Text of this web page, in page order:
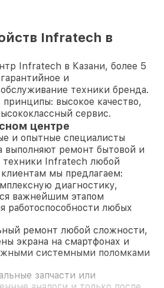
Infratech в
Infratech в Казани, более 5
и
техники бренда.
высокое качество,
сервис.
центре
и опытные специалисты
выполняют ремонт бытовой и
техники Infratech любой
мы предлагаем:
диагностику,
важнейшим этапом
работоспособности любых
ремонт любой сложности,
экрана на смартфонах и
системными поломками
запчасти или